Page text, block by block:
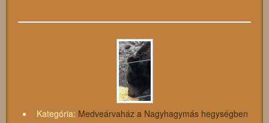
Kategória: Medveárvaház a Nagyhagymás hegységben